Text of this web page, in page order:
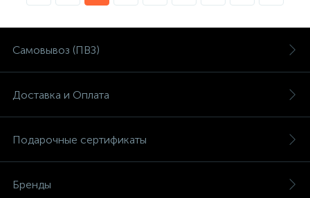
Самовывоз (ПВЗ)
Доставка и Оплата
Подарочные сертификаты
Бренды